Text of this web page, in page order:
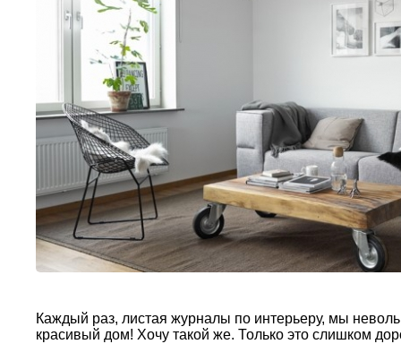
Каждый раз, листая журналы по интерьеру, мы
красивый дом! Хочу такой же. Только это слишком